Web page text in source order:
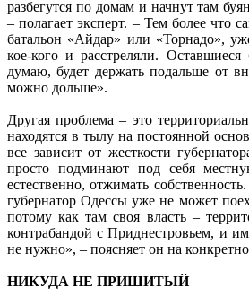
разбегутся по домам и начнут там
– полагает эксперт. – Тем более что
батальон «Айдар» или «Торнадо»,
кое-кого и расстреляли.
думаю, будет держать подальше от
можно дольше».
Другая проблема – это
находятся в тылу на постоянной
все зависит от жесткости
просто подминают под себя
естественно, отжимать
губернатор Одессы уже не может
потому как там своя власть –
контрабандой с Приднестровьем, и
не нужно», – поясняет он на
НИКУДА НЕ ПРИШИТЫЙ